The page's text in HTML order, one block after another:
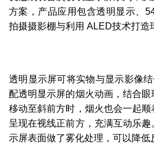
方案，产品应用包含透明显示、
拍摄摄影棚与利用 ALED技术打造
透明显示屏可将实物与显示影像
配透明显示屏的烟火动画，结合
移动至斜前方时，烟火也会一起
呈现在视线正前方，充满互动乐
示屏表面做了雾化处理，可以降低